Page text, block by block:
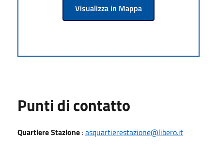
Visualizza in Mappa
Punti di contatto
Quartiere Stazione :asquartierestazione@libero.it